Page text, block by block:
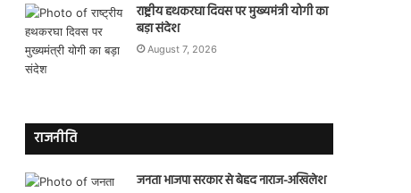
राष्ट्रीय हथकरघा दिवस पर मुख्यमंत्री योगी का
बड़ा संदेश
August 7, 2026
राजनीति
जनता भाजपा सरकार से बेहद नाराज-अखिलेश